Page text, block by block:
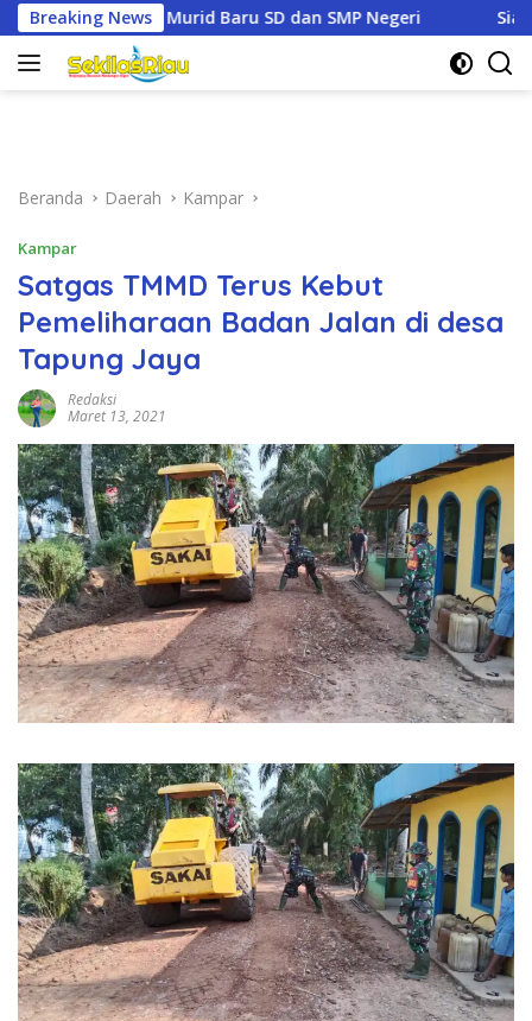
Langsung
ke
konten
Breaking News
dan SMP Negeri Siap Tempur Lawan Karhutla,
Beranda Daerah Kampar
Kampar
Satgas TMMD Terus Kebut
Pemeliharaan Badan Jalan di desa
Tapung Jaya
Redaksi
Maret 13, 2021